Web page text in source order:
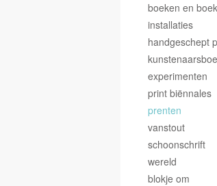
boeken en
installaties
handgeschept
experimenten
print biënnales
prenten
vanstout
schoonschrift
wereld
blokje om